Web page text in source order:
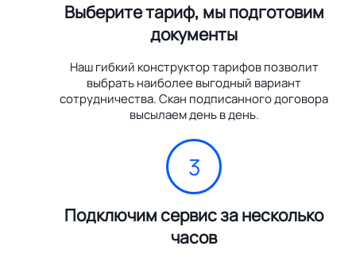
Выберите тариф, мы подготовим
документы
Наш гибкий конструктор тарифов позволит
выбрать наиболее выгодный вариант
сотрудничества. Скан подписанного договора
высылаем день в день.
3
Подключим сервис за несколько
часов